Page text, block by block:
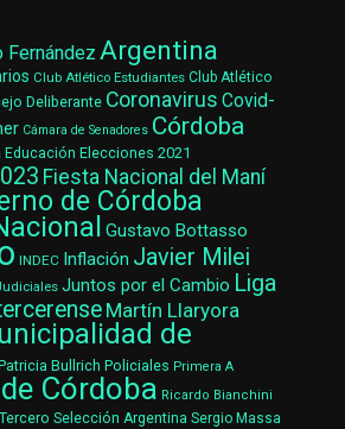
Fernández Argentina
Club Atlético Estudiantes Club Atlético
Deliberante Coronavirus Covid-
Cámara de Senadores Córdoba
Educación Elecciones 2021
Fiesta Nacional del Maní
de Córdoba
Gustavo Bottasso
INDEC Inflación Javier Milei
Juntos por el Cambio Liga
Martín Llaryora
de
Bullrich Policiales Primera A
Córdoba Ricardo Bianchini
Selección Argentina Sergio Massa